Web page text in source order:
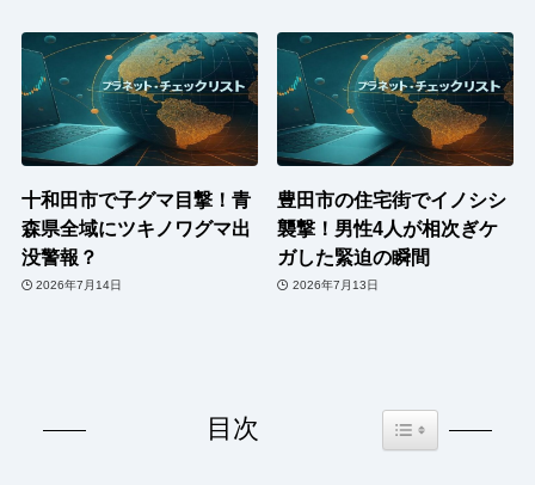
十和田市で子グマ目撃！青
森県全域にツキノワグマ出
没警報？
2026年7月14日
豊田市の住宅街でイノシシ
襲撃！男性4人が相次ぎケ
ガした緊迫の瞬間
2026年7月13日
目次 Toggle Table of